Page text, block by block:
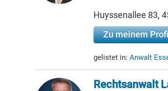
Huyssenallee 83,
Zu meinem
gelistet in: Anwalt
Rechtsanwalt